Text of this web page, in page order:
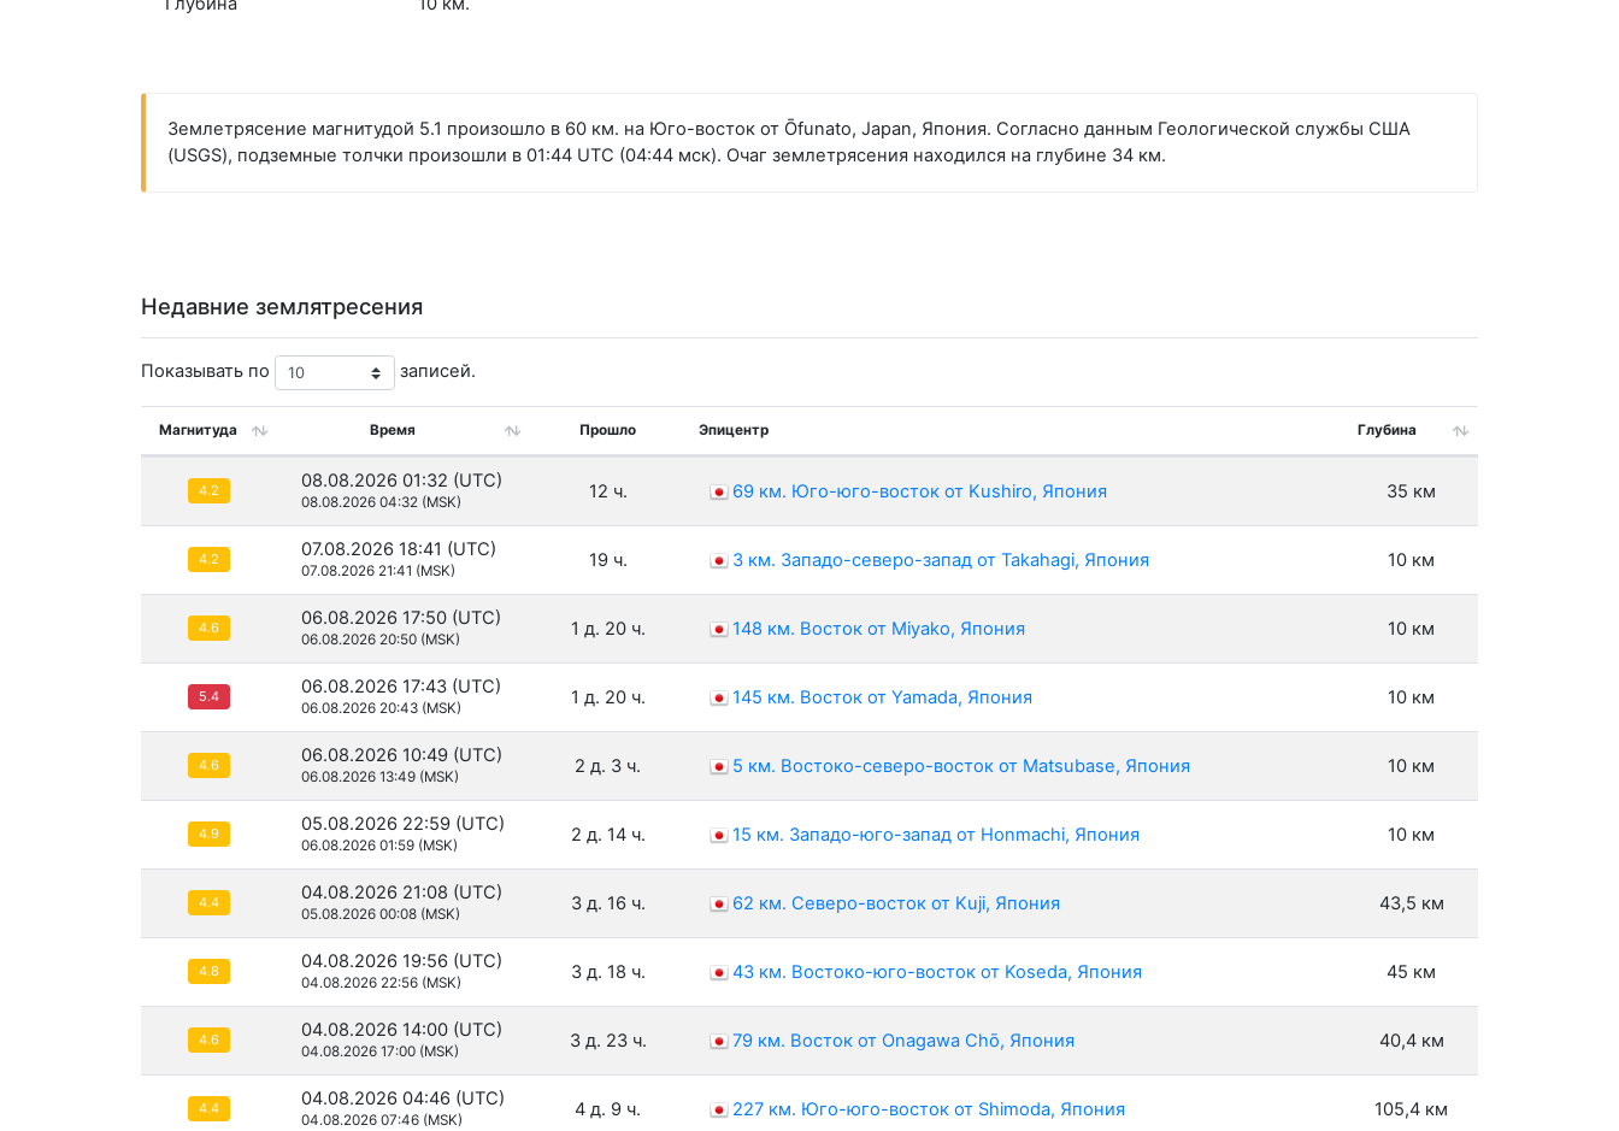
Землетрясение магнитудой 5.1 произошло в 60 км. на Юго-восток от Ōfunato, Japan, Япония. Согласно данным Геологической службы США
(USGS), подземные толчки произошли в 01:44 UTC (04:44 мск). Очаг землетрясения находился на глубине 34 км.
Недавние землятресения
Показывать по записей.
Магнитуда Время Прошло Эпицентр Глубина
4.2 08.08.2026 01:32 (UTC)
08.08.2026 04:32 (MSK) 12 ч. 69 км. Юго-юго-восток от Kushiro, Япония 35 км
4.2 07.08.2026 18:41 (UTC)
07.08.2026 21:41 (MSK) 19 ч. 3 км. Западо-северо-запад от Takahagi, Япония 10 км
4.6 06.08.2026 17:50 (UTC)
06.08.2026 20:50 (MSK) 1 д. 20 ч. 148 км. Восток от Miyako, Япония 10 км
5.4 06.08.2026 17:43 (UTC)
06.08.2026 20:43 (MSK) 1 д. 20 ч. 145 км. Восток от Yamada, Япония 10 км
4.6 06.08.2026 10:49 (UTC)
06.08.2026 13:49 (MSK) 2 д. 3 ч. 5 км. Востоко-северо-восток от Matsubase, Япония 10 км
4.9 05.08.2026 22:59 (UTC)
06.08.2026 01:59 (MSK) 2 д. 14 ч. 15 км. Западо-юго-запад от Honmachi, Япония 10 км
4.4 04.08.2026 21:08 (UTC)
05.08.2026 00:08 (MSK) 3 д. 16 ч. 62 км. Северо-восток от Kuji, Япония 43,5 км
4.8 04.08.2026 19:56 (UTC)
04.08.2026 22:56 (MSK) 3 д. 18 ч. 43 км. Востоко-юго-восток от Koseda, Япония 45 км
4.6 04.08.2026 14:00 (UTC)
04.08.2026 17:00 (MSK) 3 д. 23 ч. 79 км. Восток от Onagawa Chō, Япония 40,4 км
4.4 04.08.2026 04:46 (UTC)
04.08.2026 07:46 (MSK) 4 д. 9 ч. 227 км. Юго-юго-восток от Shimoda, Япония 105,4 км